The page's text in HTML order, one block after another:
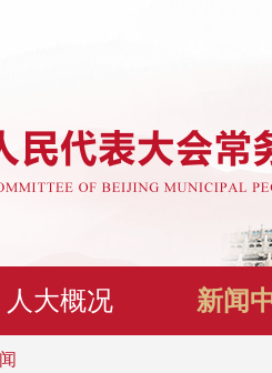
人大概况 新闻